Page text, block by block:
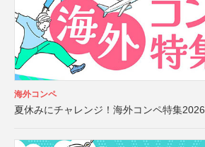
海外コンペ
夏休みにチャレンジ！海外コンペ特集2026